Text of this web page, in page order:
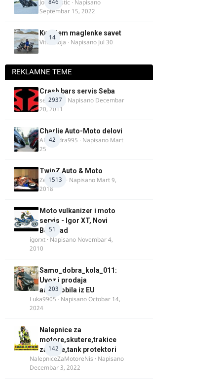
846
Jovan Ristic · Napisano
Septembar 15, 2022
14
Kupujem maglenke savet
Vitez Koja · Napisano Jul 30
REKLAMNE TEME
2937
Crash bars servis Seba
seba011 · Napisano Decembar
20, 2011
42
Charlie Auto-Moto delovi
Alexandra995 · Napisano Mart
25
1513
TwinZ Auto & Moto
Zeljkamp · Napisano Mart 9,
2018
51
Moto vulkanizer i moto
servis - Igor XT, Novi
Beograd
igorxt · Napisano Novembar 4,
2010
203
Samo_dobra_kola_011:
Uvoz i prodaja
automobila iz EU
Luka9905 · NapisanoOctobar 14,
2024
142
Nalepnice za
motore,skutere,trakice
za felne,tank protektori
NalepniceZaMotoreNis · Napisano
Decembar 3, 2022